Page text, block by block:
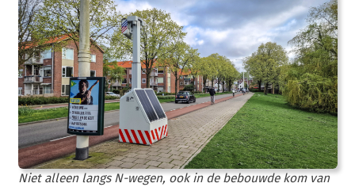
Niet alleen langs N-wegen, ook in de bebouwde kom van